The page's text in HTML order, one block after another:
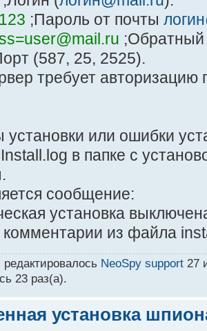
;Пароль от почты
;Обратный
(587, 25, 2525).
требует авторизацию
установки или ошибки
в папке с
сообщение:
установка
комментарии из файла
NeoSpy support 27
23 раз(а).
установка